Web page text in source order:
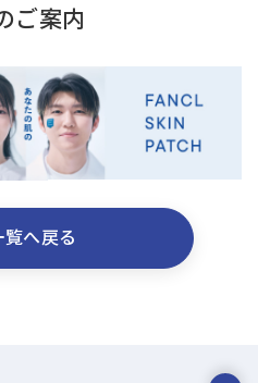
ご案内
へ戻る